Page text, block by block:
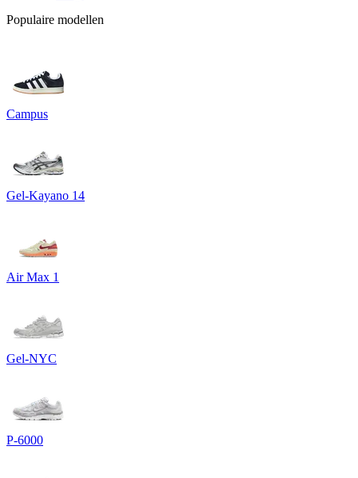
Populaire modellen
Campus
Gel-Kayano 14
Air Max 1
Gel-NYC
P-6000